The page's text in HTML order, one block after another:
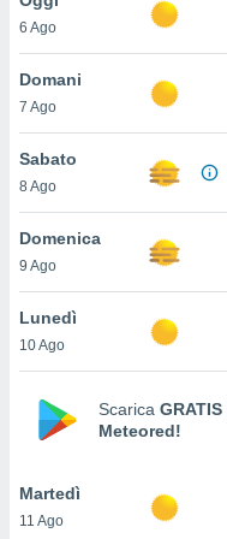
è
al sito
di
ci
di
il
un
la
nella
6 Ago
Domani
7 Ago
Sabato
8 Ago
Domenica
9 Ago
Lunedì
10 Ago
Scarica GRATIS
Meteored!
Martedì
11 Ago